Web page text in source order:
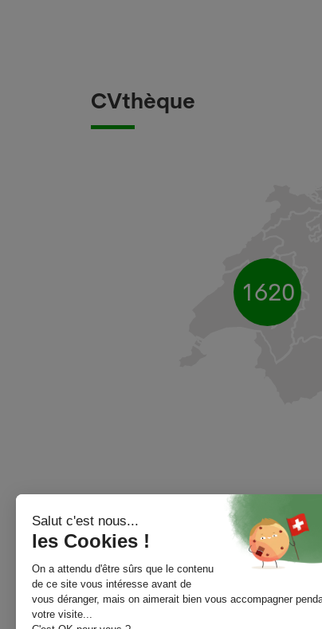
CVthèque
1620
Plus grand site suisse d'offres
d'emploi pour les métiers de la
pharmacie